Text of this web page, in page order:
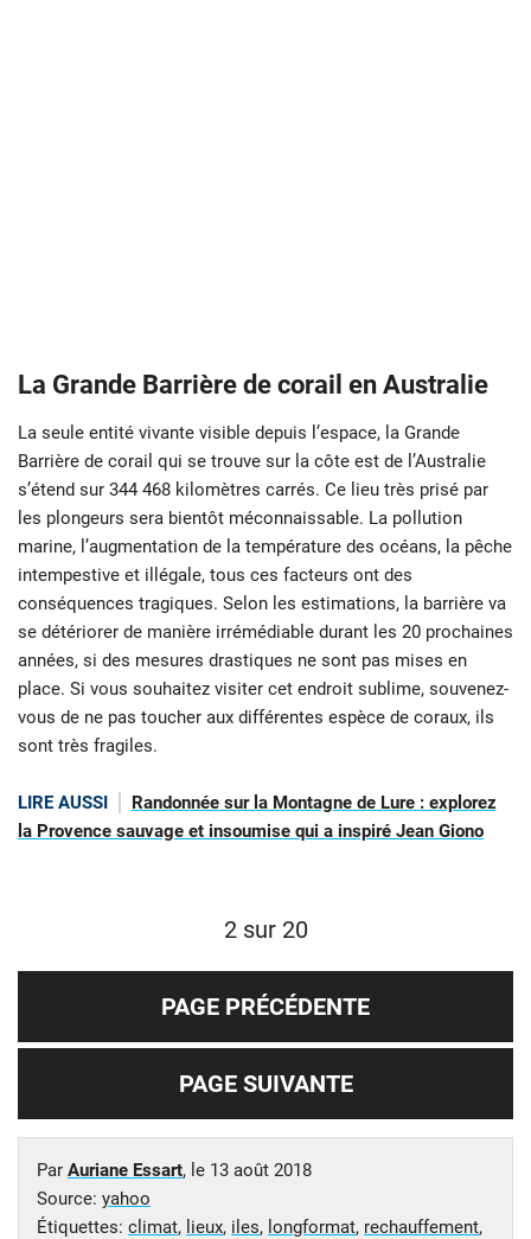
La Grande Barrière de corail en Australie
La seule entité vivante visible depuis l’espace, la Grande
Barrière de corail qui se trouve sur la côte est de l’Australie
s’étend sur 344 468 kilomètres carrés. Ce lieu très prisé par
les plongeurs sera bientôt méconnaissable. La pollution
marine, l’augmentation de la température des océans, la pêche
intempestive et illégale, tous ces facteurs ont des
conséquences tragiques. Selon les estimations, la barrière va
se détériorer de manière irrémédiable durant les 20 prochaines
années, si des mesures drastiques ne sont pas mises en
place. Si vous souhaitez visiter cet endroit sublime, souvenez-
vous de ne pas toucher aux différentes espèce de coraux, ils
sont très fragiles.
LIRE AUSSI
Randonnée sur la Montagne de Lure : explorez
la Provence sauvage et insoumise qui a inspiré Jean Giono
2 sur 20
PAGE PRÉCÉDENTE
PAGE SUIVANTE
Par Auriane Essart, le 13 août 2018
Source: yahoo
Étiquettes: climat, lieux, iles, longformat, rechauffement,